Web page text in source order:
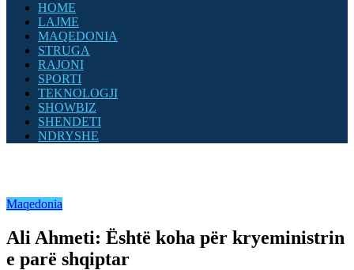
HOME
LAJME
MAQEDONIA
STRUGA
RAJONI
SPORTI
TEKNOLOGJI
SHOWBIZ
SHENDETI
NDRYSHE
Maqedonia
Ali Ahmeti: Është koha për kryeministrin
e parë shqiptar